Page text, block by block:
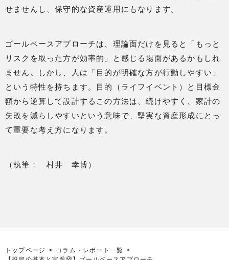
せませんし、保守的な資産運用にもなります。
ゴールベースアプローチは、理論面だけを見ると「もっと
リスクを取った方が効率的」と感じる場面があるかもしれ
ません。しかし、人は「目的が明確な方が行動しやすい」
という特性を持ちます。目的（ライフイベント）と目標金
額から逆算して設計するこの方法は、続けやすく、家計の
失敗を減らしやすいという意味で、堅実な資産形成にとっ
て重要な考え方になります。
（執筆： 村井 幸博）
トップページ
コラム・レポート一覧